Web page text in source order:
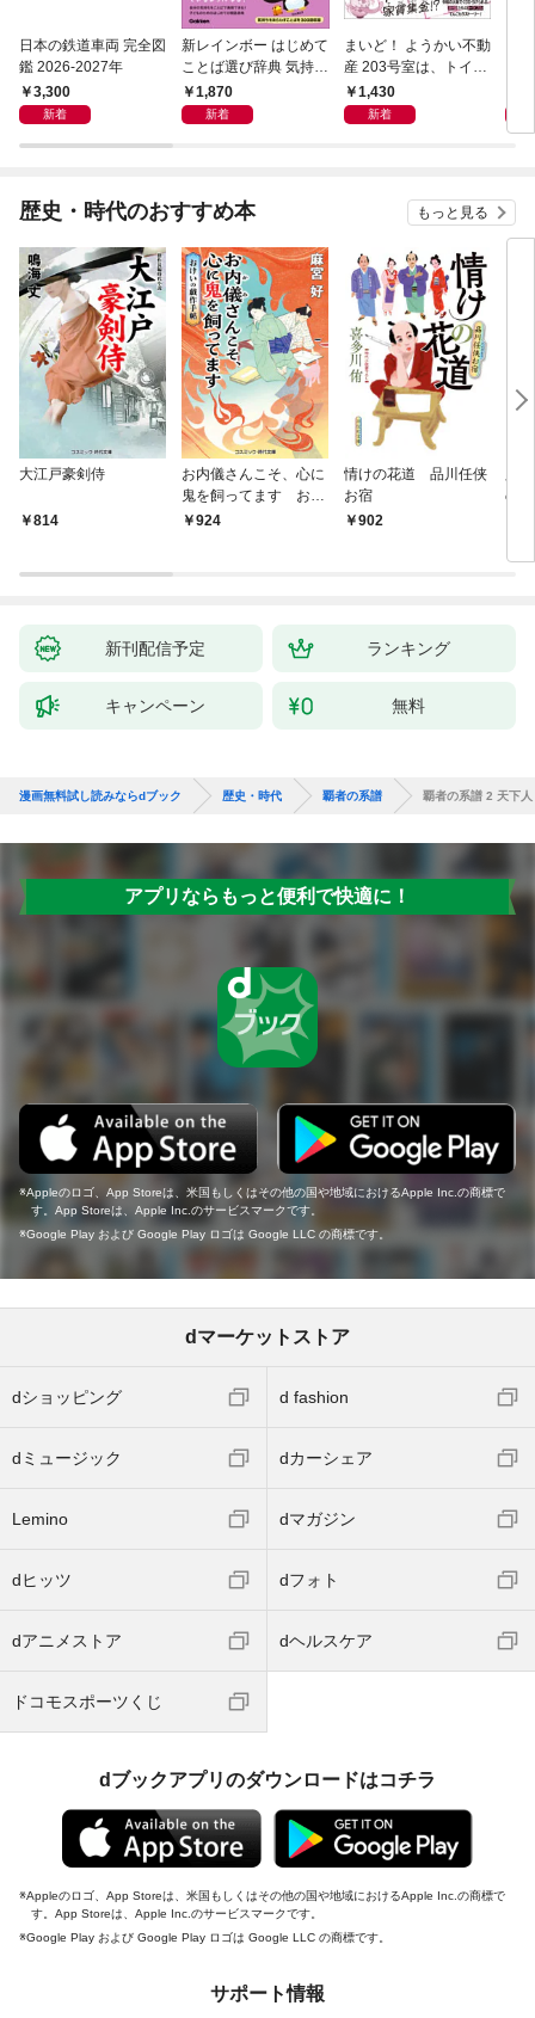
日本の鉄道車両 完全図
鑑 2026-2027年
3,300
新着
新レインボー はじめて
ことば選び辞典 気持ち
のことば
1,870
新着
まいど！ ようかい不動
産 203号室は、トイレ
の花子さんの部屋？
1,430
新着
歴史・時代のおすすめ本 もっと見る
大江戸豪剣侍
814
お内儀さんこそ、心に
鬼を飼ってます おけ
いの戯作手帖
924
情けの花道 品川任侠
お宿
902
の
新刊配信予定 ランキング
キャンペーン 無料
漫画無料試し読みならdブック 歴史・時代 覇者の系譜 覇者の系譜 2 天下
アプリならもっと便利で快適に！
Appleのロゴ、App Storeは、米国もしくはその他の国や地域におけるApple Inc.の商標で
す。App Storeは、Apple Inc.のサービスマークです。
Google Play および Google Play ロゴは Google LLC の商標です。
dマーケットストア
dショッピング d fashion
dミュージック dカーシェア
Lemino dマガジン
dヒッツ dフォト
dアニメストア dヘルスケア
ドコモスポーツくじ
dブックアプリのダウンロードはコチラ
Appleのロゴ、App Storeは、米国もしくはその他の国や地域におけるApple Inc.の商標で
す。App Storeは、Apple Inc.のサービスマークです。
Google Play および Google Play ロゴは Google LLC の商標です。
サポート情報